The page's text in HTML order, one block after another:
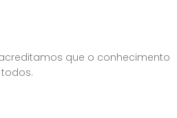
que o conhecimento